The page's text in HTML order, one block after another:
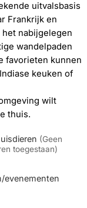
uitvalsbasis
Frankrijk en
nabijgelegen
wandelpaden
favorieten kunnen
keuken of
wilt
thuis.
(Geen
toegestaan)
evenementen